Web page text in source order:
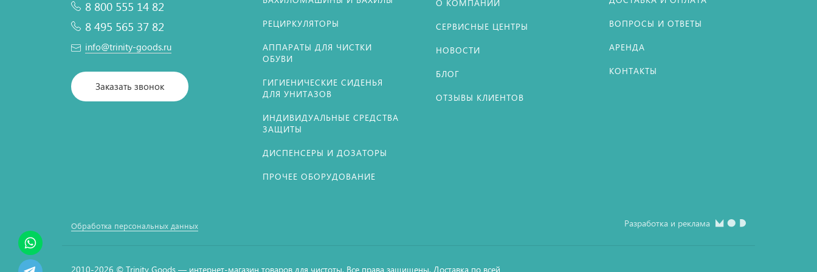
8 800 555 14 82
8 495 565 37 82
info@trinity-goods.ru
Заказать звонок
РЕЦИРКУЛЯТОРЫ
АППАРАТЫ ДЛЯ ЧИСТКИ
ОБУВИ
ГИГИЕНИЧЕСКИЕ СИДЕНЬЯ
ДЛЯ УНИТАЗОВ
ИНДИВИДУАЛЬНЫЕ СРЕДСТВА
ЗАЩИТЫ
ДИСПЕНСЕРЫ И ДОЗАТОРЫ
ПРОЧЕЕ ОБОРУДОВАНИЕ
О КОМПАНИИ
СЕРВИСНЫЕ ЦЕНТРЫ
НОВОСТИ
БЛОГ
ОТЗЫВЫ КЛИЕНТОВ
ВОПРОСЫ И ОТВЕТЫ
АРЕНДА
КОНТАКТЫ
Обработка персональных данных Разработка и реклама
2010-2026 © Тrinity Goods — интернет-магазин товаров для чистоты. Все права защищены. Доставка по всей